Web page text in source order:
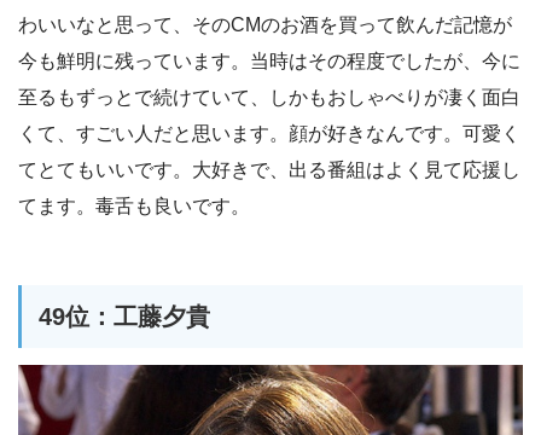
わいいなと思って、そのCMのお酒を買って飲んだ記憶が
今も鮮明に残っています。当時はその程度でしたが、今に
至るもずっとで続けていて、しかもおしゃべりが凄く面白
くて、すごい人だと思います。顔が好きなんです。可愛く
てとてもいいです。大好きで、出る番組はよく見て応援し
てます。毒舌も良いです。
49位：工藤夕貴